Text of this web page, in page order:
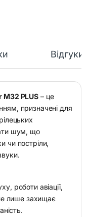
Відгуки
M32 PLUS – це
призначені для
шум, що
чи постріли,
роботи авіації,
лише захищає